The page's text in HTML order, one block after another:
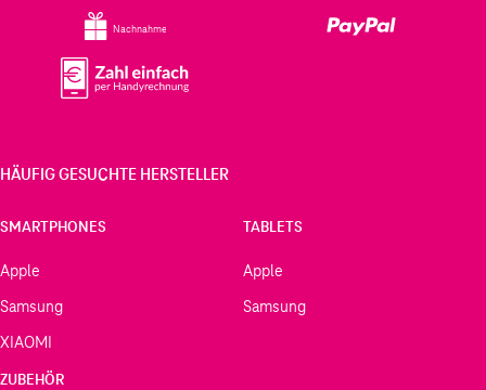
Nachnahme
HÄUFIG GESUCHTE HERSTELLER
SMARTPHONES
Apple
Samsung
XIAOMI
TABLETS
Apple
Samsung
ZUBEHÖR